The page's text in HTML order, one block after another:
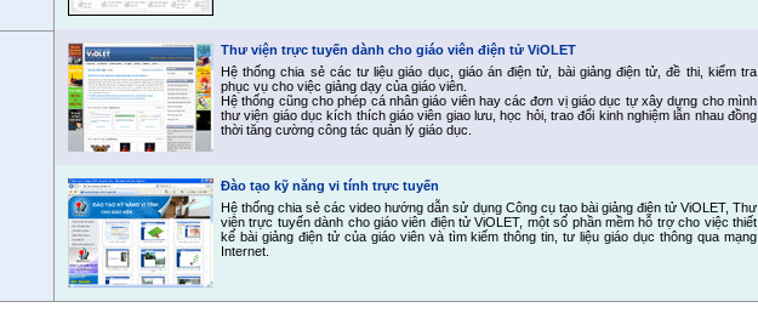
Thư viện trực tuyến dành cho giáo viên điện tử ViOLET
Hệ thống chia sẻ các tư liệu giáo dục, giáo án điện tử, bài giảng điện tử, đề thi, kiểm tra
phục vụ cho việc giảng dạy của giáo viên.
Hệ thống cũng cho phép cá nhân giáo viên hay các đơn vị giáo dục tự xây dựng cho mình
thư viện giáo dục kích thích giáo viên giao lưu, học hỏi, trao đổi kinh nghiệm lẫn nhau đồng
thời tăng cường công tác quản lý giáo dục.
Đào tạo kỹ năng vi tính trực tuyến
Hệ thống chia sẻ các video hướng dẫn sử dụng Công cụ tạo bài giảng điện tử ViOLET, Thư
viện trực tuyến dành cho giáo viên điện tử ViOLET, một số phần mềm hỗ trợ cho việc thiết
kế bài giảng điện tử của giáo viên và tìm kiếm thông tin, tư liệu giáo dục thông qua mạng
Internet.